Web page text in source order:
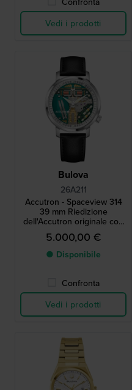
Vedi i prodotti
Bulova
26A211
Accutron - Spaceview 314
39 mm Riedizione
dell'Accutron originale con
movimento proprietario a
diapason
5.000,00 €
● Disponibile
Confronta
Vedi i prodotti